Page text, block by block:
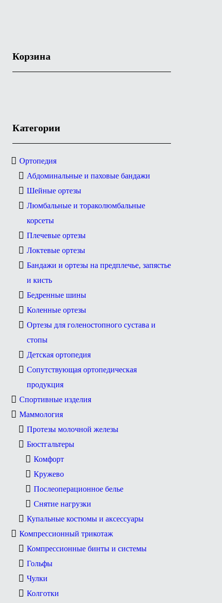
Корзина
Категории
Ортопедия
Абдоминальные и паховые бандажи
Шейные ортезы
Люмбальные и тораколюмбальные
корсеты
Плечевые ортезы
Локтевые ортезы
Бандажи и ортезы на предплечье, запястье
и кисть
Бедренные шины
Коленные ортезы
Ортезы для голеностопного сустава и
стопы
Детская ортопедия
Сопутствующая ортопедическая
продукция
Спортивные изделия
Маммология
Протезы молочной железы
Бюстгальтеры
Комфорт
Кружево
Послеоперационное белье
Снятие нагрузки
Купальные костюмы и аксессуары
Компрессионный трикотаж
Компрессионные бинты и системы
Гольфы
Чулки
Колготки